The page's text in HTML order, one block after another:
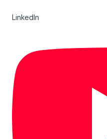
LinkedIn